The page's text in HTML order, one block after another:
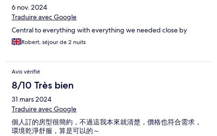
6 nov. 2024
Traduire avec Google
Central to everything with everything we needed close by
Robert, séjour de 2 nuits
Avis vérifié
8/10 Très bien
31 mars 2024
Traduire avec Google
個人訂的房型很簡約，不過這我本來就清楚，價格也符合需求，
環境乾淨舒服，算是可以的～